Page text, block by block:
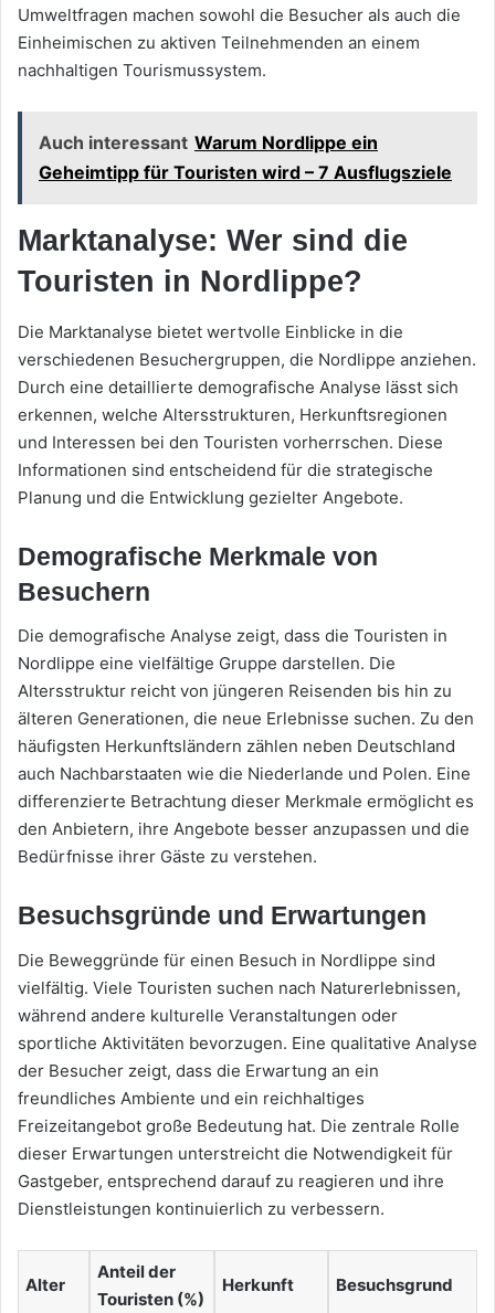
Umweltfragen machen sowohl die Besucher als auch die
Einheimischen zu aktiven Teilnehmenden an einem
nachhaltigen Tourismussystem.
Auch interessant Warum Nordlippe ein
Geheimtipp für Touristen wird – 7 Ausflugsziele
Marktanalyse: Wer sind die
Touristen in Nordlippe?
Die Marktanalyse bietet wertvolle Einblicke in die
verschiedenen Besuchergruppen, die Nordlippe anziehen.
Durch eine detaillierte demografische Analyse lässt sich
erkennen, welche Altersstrukturen, Herkunftsregionen
und Interessen bei den Touristen vorherrschen. Diese
Informationen sind entscheidend für die strategische
Planung und die Entwicklung gezielter Angebote.
Demografische Merkmale von
Besuchern
Die demografische Analyse zeigt, dass die Touristen in
Nordlippe eine vielfältige Gruppe darstellen. Die
Altersstruktur reicht von jüngeren Reisenden bis hin zu
älteren Generationen, die neue Erlebnisse suchen. Zu den
häufigsten Herkunftsländern zählen neben Deutschland
auch Nachbarstaaten wie die Niederlande und Polen. Eine
differenzierte Betrachtung dieser Merkmale ermöglicht es
den Anbietern, ihre Angebote besser anzupassen und die
Bedürfnisse ihrer Gäste zu verstehen.
Besuchsgründe und Erwartungen
Die Beweggründe für einen Besuch in Nordlippe sind
vielfältig. Viele Touristen suchen nach Naturerlebnissen,
während andere kulturelle Veranstaltungen oder
sportliche Aktivitäten bevorzugen. Eine qualitative Analyse
der Besucher zeigt, dass die Erwartung an ein
freundliches Ambiente und ein reichhaltiges
Freizeitangebot große Bedeutung hat. Die zentrale Rolle
dieser Erwartungen unterstreicht die Notwendigkeit für
Gastgeber, entsprechend darauf zu reagieren und ihre
Dienstleistungen kontinuierlich zu verbessern.
Alter
Anteil der
Touristen (%)
Herkunft Besuchsgrund